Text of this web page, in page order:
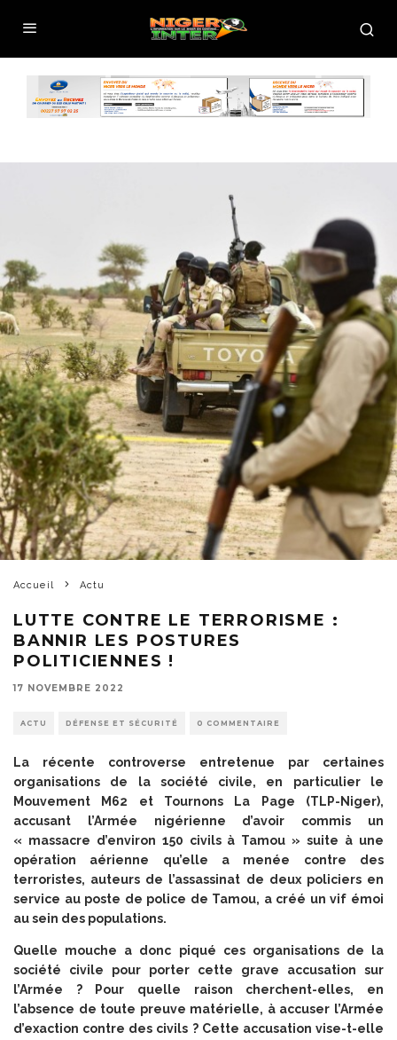
Accueil Actu
LUTTE CONTRE LE TERRORISME :
BANNIR LES POSTURES
POLITICIENNES !
17 NOVEMBRE 2022
ACTU DÉFENSE ET SÉCURITÉ 0 COMMENTAIRE
La récente controverse entretenue par certaines
organisations de la société civile, en particulier le
Mouvement M62 et Tournons La Page (TLP-Niger),
accusant l’Armée nigérienne d’avoir commis un
« massacre d’environ 150 civils à Tamou » suite à une
opération aérienne qu’elle a menée contre des
terroristes, auteurs de l’assassinat de deux policiers en
service au poste de police de Tamou, a créé un vif émoi
au sein des populations.
Quelle mouche a donc piqué ces organisations de la
société civile pour porter cette grave accusation sur
l’Armée ? Pour quelle raison cherchent-elles, en
l’absence de toute preuve matérielle, à accuser l’Armée
d’exaction contre des civils ? Cette accusation vise-t-elle